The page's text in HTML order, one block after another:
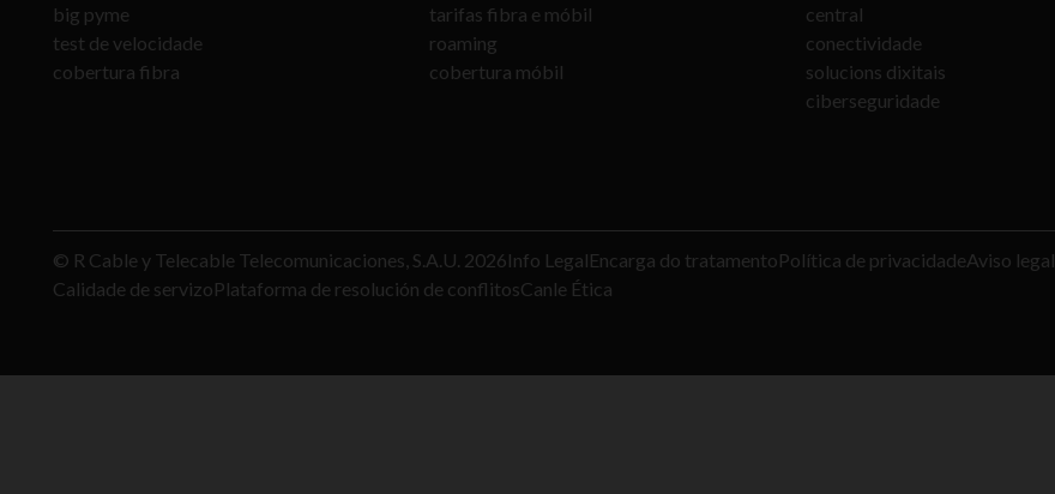
big pyme
test de velocidade
cobertura fibra
tarifas fibra e móbil
roaming
cobertura móbil
central
conectividade
solucions dixitais
ciberseguridade
© R Cable y Telecable Telecomunicaciones, S.A.U. 2026Info LegalEncarga do tratamentoPolítica de privacidadeAviso legal
Calidade de servizoPlataforma de resolución de conflitosCanle Ética